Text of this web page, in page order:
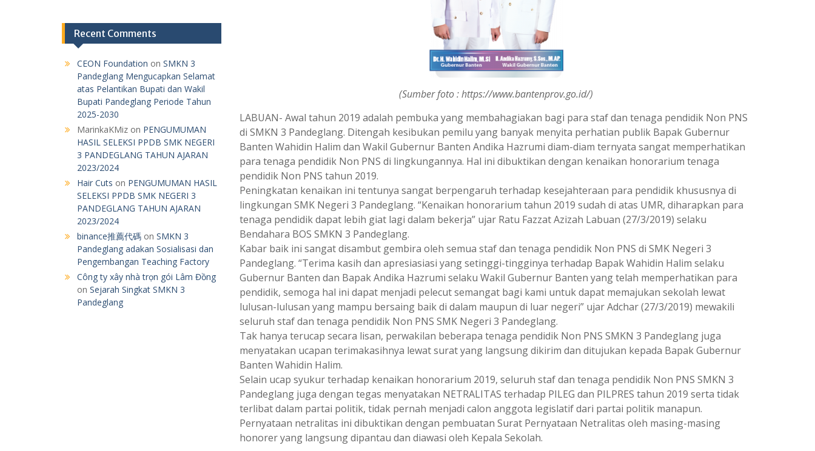
(Sumber foto : https://www.bantenprov.go.id/)
LABUAN- Awal tahun 2019 adalah pembuka yang membahagiakan bagi para staf dan tenaga pendidik Non PNS
di SMKN 3 Pandeglang. Ditengah kesibukan pemilu yang banyak menyita perhatian publik Bapak Gubernur
Banten Wahidin Halim dan Wakil Gubernur Banten Andika Hazrumi diam-diam ternyata sangat memperhatikan
para tenaga pendidik Non PNS di lingkungannya. Hal ini dibuktikan dengan kenaikan honorarium tenaga
pendidik Non PNS tahun 2019.
Peningkatan kenaikan ini tentunya sangat berpengaruh terhadap kesejahteraan para pendidik khususnya di
lingkungan SMK Negeri 3 Pandeglang. “Kenaikan honorarium tahun 2019 sudah di atas UMR, diharapkan para
tenaga pendidik dapat lebih giat lagi dalam bekerja” ujar Ratu Fazzat Azizah Labuan (27/3/2019) selaku
Bendahara BOS SMKN 3 Pandeglang.
Kabar baik ini sangat disambut gembira oleh semua staf dan tenaga pendidik Non PNS di SMK Negeri 3
Pandeglang. “Terima kasih dan apresiasiasi yang setinggi-tingginya terhadap Bapak Wahidin Halim selaku
Gubernur Banten dan Bapak Andika Hazrumi selaku Wakil Gubernur Banten yang telah memperhatikan para
pendidik, semoga hal ini dapat menjadi pelecut semangat bagi kami untuk dapat memajukan sekolah lewat
lulusan-lulusan yang mampu bersaing baik di dalam maupun di luar negeri” ujar Adchar (27/3/2019) mewakili
seluruh staf dan tenaga pendidik Non PNS SMK Negeri 3 Pandeglang.
Tak hanya terucap secara lisan, perwakilan beberapa tenaga pendidik Non PNS SMKN 3 Pandeglang juga
menyatakan ucapan terimakasihnya lewat surat yang langsung dikirim dan ditujukan kepada Bapak Gubernur
Banten Wahidin Halim.
Selain ucap syukur terhadap kenaikan honorarium 2019, seluruh staf dan tenaga pendidik Non PNS SMKN 3
Pandeglang juga dengan tegas menyatakan NETRALITAS terhadap PILEG dan PILPRES tahun 2019 serta tidak
terlibat dalam partai politik, tidak pernah menjadi calon anggota legislatif dari partai politik manapun.
Pernyataan netralitas ini dibuktikan dengan pembuatan Surat Pernyataan Netralitas oleh masing-masing
honorer yang langsung dipantau dan diawasi oleh Kepala Sekolah.
Recent Comments
CEON Foundation on SMKN 3
Pandeglang Mengucapkan Selamat
atas Pelantikan Bupati dan Wakil
Bupati Pandeglang Periode Tahun
2025-2030
MarinkaKMiz on PENGUMUMAN
HASIL SELEKSI PPDB SMK NEGERI
3 PANDEGLANG TAHUN AJARAN
2023/2024
Hair Cuts on PENGUMUMAN HASIL
SELEKSI PPDB SMK NEGERI 3
PANDEGLANG TAHUN AJARAN
2023/2024
binance推薦代碼 on SMKN 3
Pandeglang adakan Sosialisasi dan
Pengembangan Teaching Factory
Công ty xây nhà trọn gói Lâm Đồng
on Sejarah Singkat SMKN 3
Pandeglang